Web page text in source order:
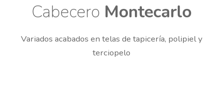
Cabecero Montecarlo
Variados acabados en telas de tapicería, polipiel y
terciopelo